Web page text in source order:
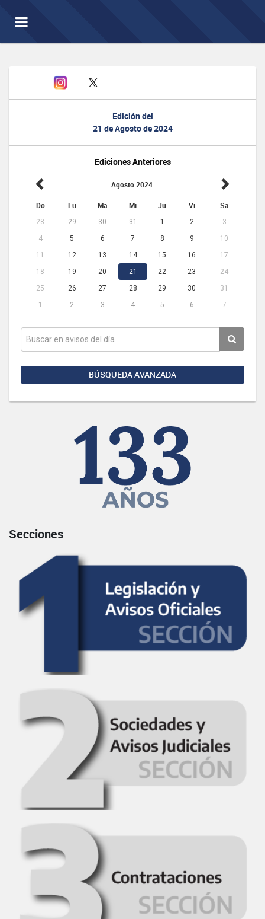
Toggle
navigation
Edición del
21 de Agosto de 2024
Ediciones Anteriores
Agosto 2024
Do Lu Ma Mi Ju Vi Sa
28 29 30 31 1 2
3
4
5 6 7 8 9
10
11
12 13 14 15 16
17
18
19 20 21 22 23
24
25
26 27 28 29 30
31
1
2 3 4 5 6 7
BÚSQUEDA AVANZADA
Secciones